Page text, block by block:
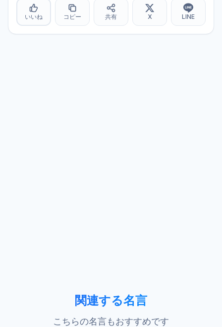
いいね コピー 共有 X LINE
関連する名言
こちらの名言もおすすめです